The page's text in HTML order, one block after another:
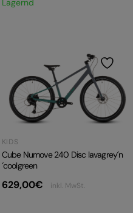
KIDS
Cube Numove 240 Disc lavagrey´n
´coolgreen
629,00€ inkl. MwSt.